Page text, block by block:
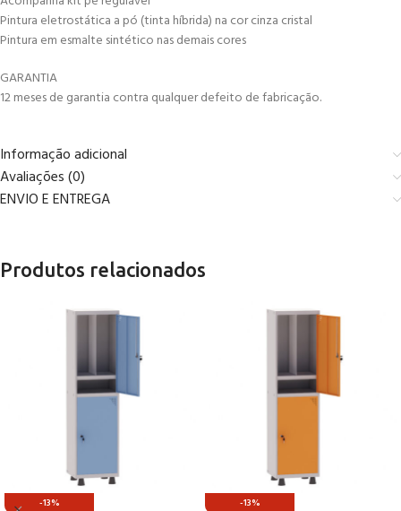
Pintura eletrostática a pó (tinta híbrida) na cor cinza cristal
Pintura em esmalte sintético nas demais cores
GARANTIA
12 meses de garantia contra qualquer defeito de fabricação.
Informação adicional
Avaliações (0)
ENVIO E ENTREGA
Produtos relacionados
-13% -13%